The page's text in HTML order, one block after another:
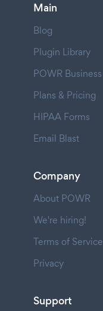
Main
Blog
Plugin Library
POWR Business
Plans & Pricing
HIPAA Forms
Email Blast
Company
About POWR
We're hiring!
Terms of Service
Privacy
Support